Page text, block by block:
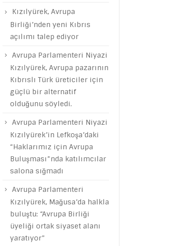
Kızılyürek, Avrupa
Birliği’nden yeni Kıbrıs
açılımı talep ediyor
Avrupa Parlamenteri Niyazi
Kızılyürek, Avrupa pazarının
Kıbrıslı Türk üreticiler için
güçlü bir alternatif
olduğunu söyledi.
Avrupa Parlamenteri Niyazi
Kızılyürek’in Lefkoşa’daki
“Haklarımız için Avrupa
Buluşması”nda katılımcılar
salona sığmadı
Avrupa Parlamenteri
Kızılyürek, Mağusa’da halkla
buluştu: “Avrupa Birliği
üyeliği ortak siyaset alanı
yaratıyor”